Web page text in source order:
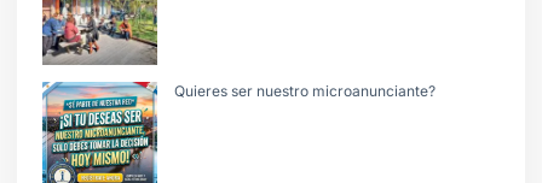
Quieres ser nuestro microanunciante?